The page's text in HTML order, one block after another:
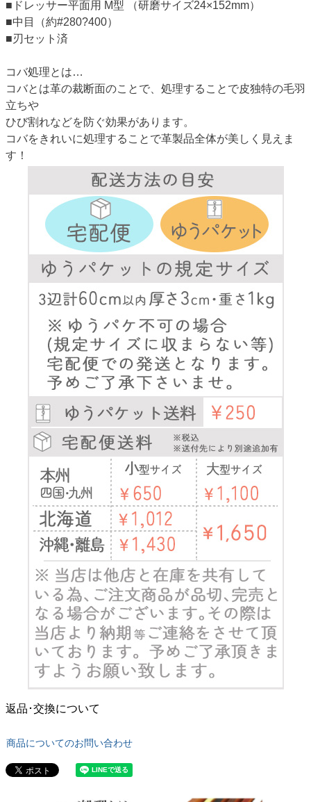
■ドレッサー平面用 M型 （研磨サイズ24×152mm）
■中目（約#280?400）
■刃セット済
コバ処理とは…
コバとは革の裁断面のことで、処理することで皮独特の毛羽
立ちや
ひび割れなどを防ぐ効果があります。
コバをきれいに処理することで革製品全体が美しく見えま
す！
返品･交換について
商品についてのお問い合わせ